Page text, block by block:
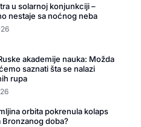
u solarnoj konjunkciji –
nestaje sa noćnog neba
akademije nauka: Možda
saznati šta se nalazi
rupa
orbita pokrenula kolaps
Bronzanog doba?